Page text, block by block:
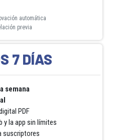
automática
previa
7 DÍAS
semana
PDF
y la app sin límites
suscriptores